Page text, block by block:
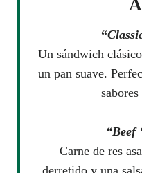
“
Un sándwich
un pan suave.
“Beef
Carne de res